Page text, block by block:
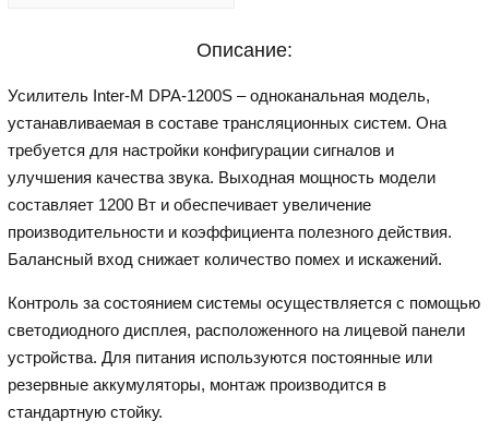
Описание:
Усилитель Inter-M DPA-1200S – одноканальная модель,
устанавливаемая в составе трансляционных систем. Она
требуется для настройки конфигурации сигналов и
улучшения качества звука. Выходная мощность модели
составляет 1200 Вт и обеспечивает увеличение
производительности и коэффициента полезного действия.
Балансный вход снижает количество помех и искажений.
Контроль за состоянием системы осуществляется с помощью
светодиодного дисплея, расположенного на лицевой панели
устройства. Для питания используются постоянные или
резервные аккумуляторы, монтаж производится в
стандартную стойку.